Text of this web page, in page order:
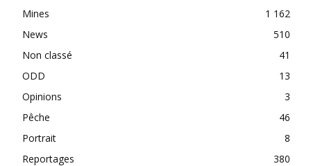
Mines
1 162
News
510
Non classé
41
ODD
13
Opinions
3
Pêche
46
Portrait
8
Reportages
380